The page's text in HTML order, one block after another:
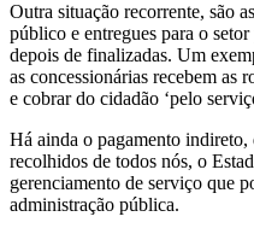
Outra situação recorrente, são
público e entregues para o
depois de finalizadas. Um
as concessionárias recebem as
e cobrar do cidadão ‘pelo
Há ainda o pagamento
recolhidos de todos nós, o
gerenciamento de serviço que
administração pública.